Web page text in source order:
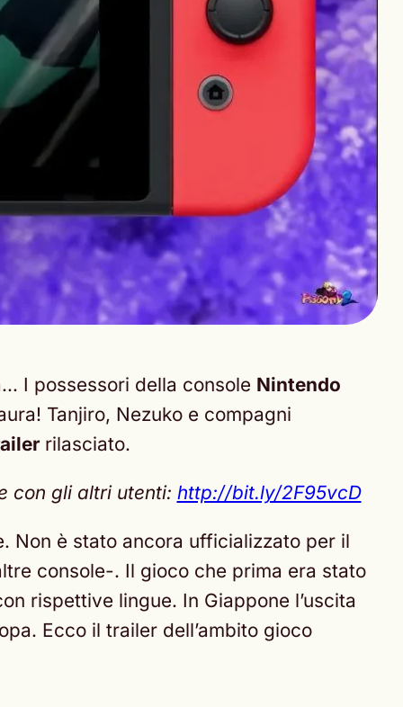
I possessori della console Nintendo
Tanjiro, Nezuko e compagni
rilasciato.
con gli altri utenti: http://bit.ly/2F95vcD
Non è stato ancora ufficializzato per il
console-. Il gioco che prima era stato
rispettive lingue. In Giappone l’uscita
Ecco il trailer dell’ambito gioco